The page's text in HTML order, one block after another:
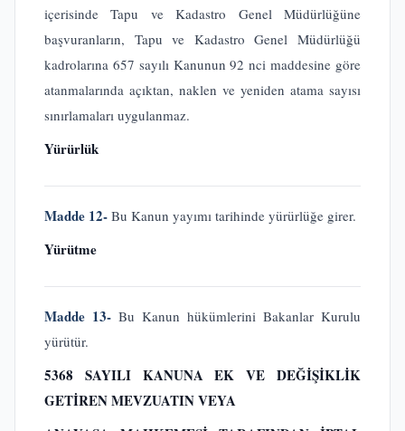
içerisinde Tapu ve Kadastro Genel Müdürlüğüne
başvuranların, Tapu ve Kadastro Genel Müdürlüğü
kadrolarına 657 sayılı Kanunun 92 nci maddesine göre
atanmalarında açıktan, naklen ve yeniden atama sayısı
sınırlamaları uygulanmaz.
Yürürlük
Madde 12- Bu Kanun yayımı tarihinde yürürlüğe girer.
Yürütme
Madde 13- Bu Kanun hükümlerini Bakanlar Kurulu
yürütür.
5368 SAYILI KANUNA EK VE DEĞİŞİKLİK
GETİREN MEVZUATIN VEYA